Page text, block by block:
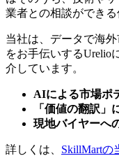
業者との相談ができる
当社は、データで海
をお手伝いするUrelio
介しています。
AIによる市場ポ
「価値の翻訳」
現地バイヤーへ
詳しくは、 SkillMartの